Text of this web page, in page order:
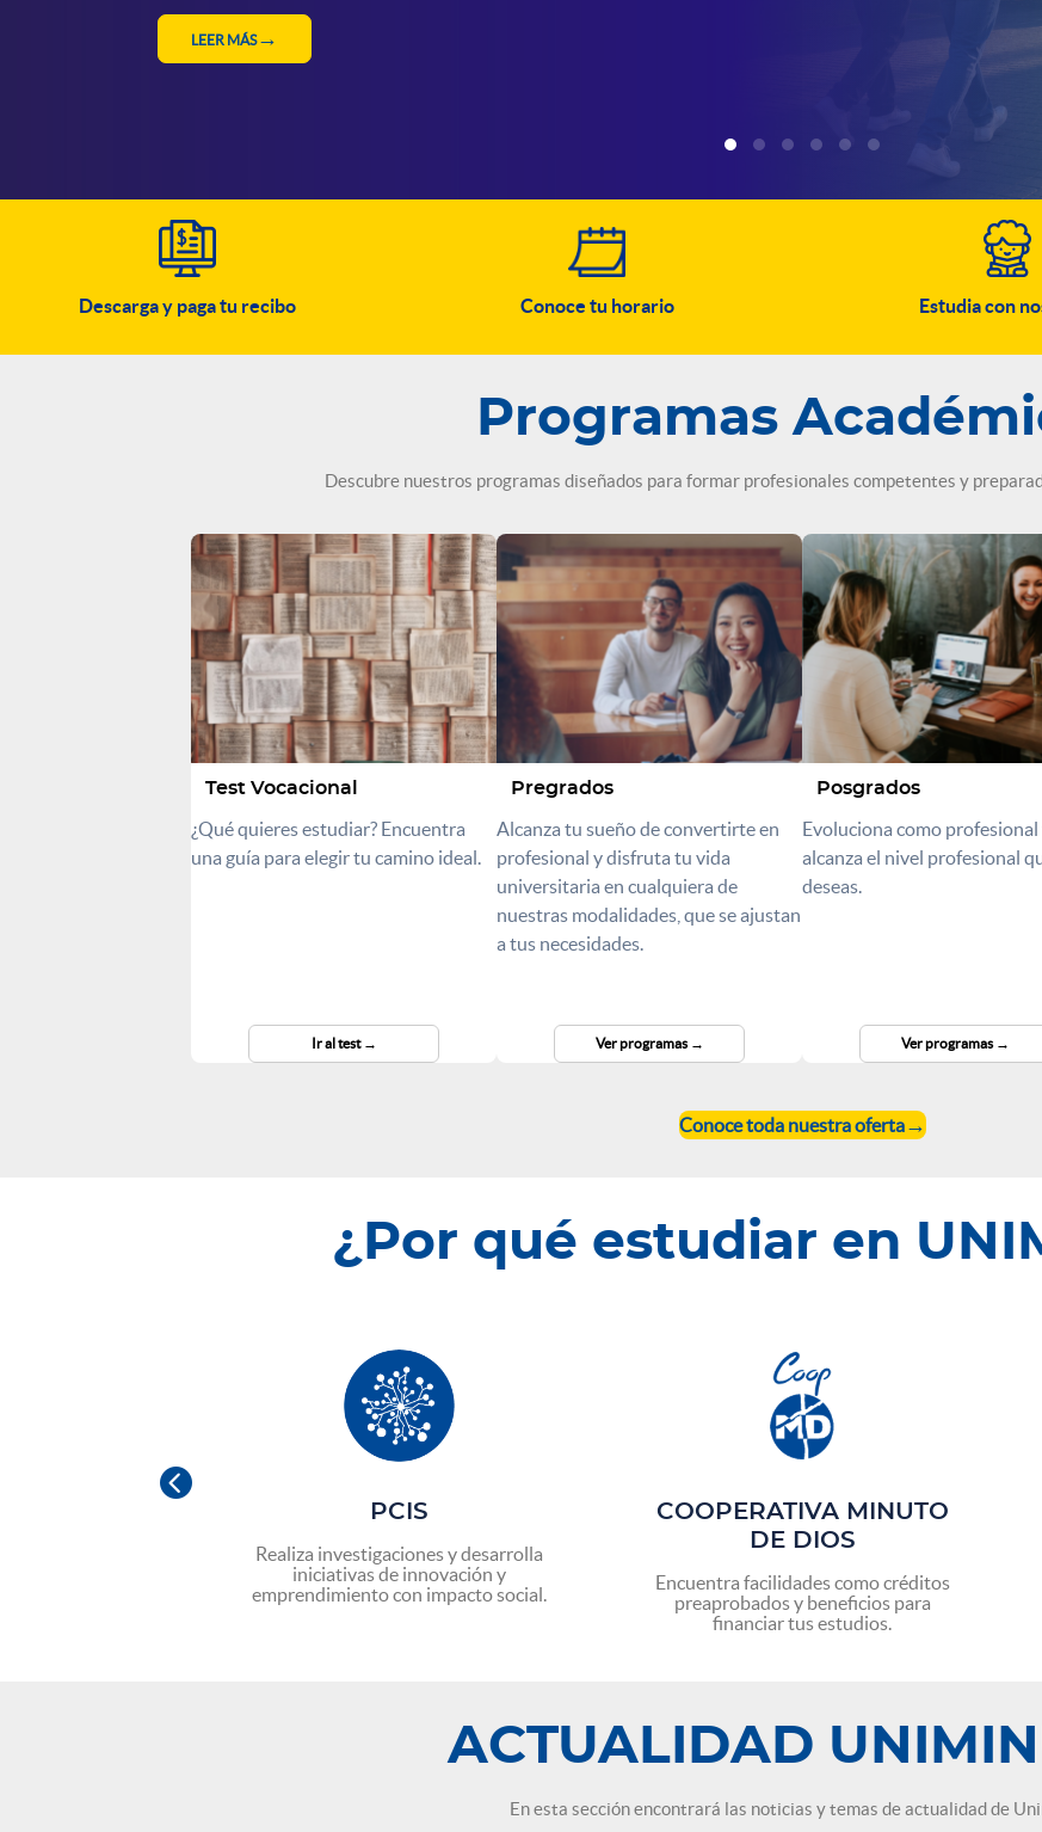
Descarga y paga tu recibo Conoce tu horario Estudia con
Programas
Descubre nuestros programas diseñados para formar profesionales competentes y
Test Vocacional
¿Qué quieres estudiar? Encuentra
una guía para elegir tu camino ideal.
Ir al test
Pregrados
Alcanza tu sueño de convertirte en
profesional y disfruta tu vida
universitaria en cualquiera de
nuestras modalidades, que se ajustan
a tus necesidades.
Ver programas
Posgrados
Evoluciona como profesional
alcanza el nivel profesional
deseas.
Ver programas
Conoce toda nuestra oferta
¿Por qué estudiar en
PCIS
Realiza investigaciones y desarrolla
iniciativas de innovación y
emprendimiento con impacto social.
COOPERATIVA MINUTO
DE DIOS
Encuentra facilidades como créditos
preaprobados y beneficios para
financiar tus estudios.

ACTUALIDAD
En esta sección encontrará las noticias y temas de actualidad de